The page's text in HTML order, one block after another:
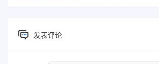
发表评论